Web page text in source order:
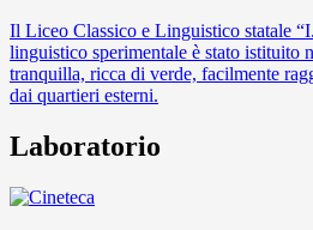
Il Liceo Classico e Linguistico statale
linguistico sperimentale è stato istituito
tranquilla, ricca di verde, facilmente
dai quartieri esterni.
Laboratorio